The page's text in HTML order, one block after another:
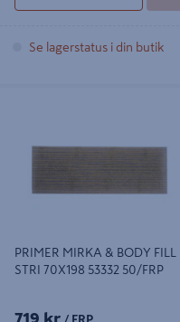
Se lagerstatus i din butik
PRIMER MIRKA & BODY FILL
STRI 70X198 53332 50/FRP
719 kr / FRP